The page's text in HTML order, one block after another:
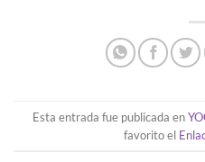
Esta entrada fue publicada en
favorito el